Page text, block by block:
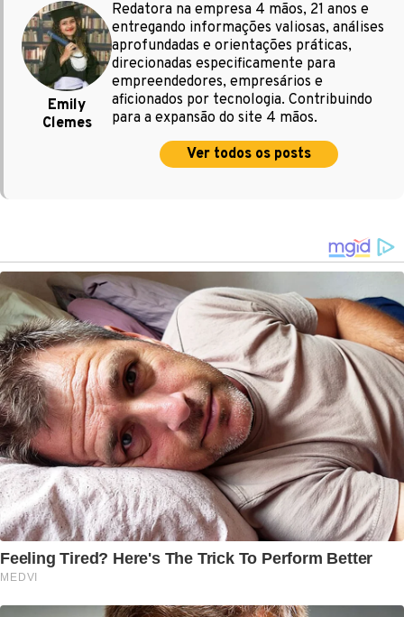
Emily
Clemes
Redatora na empresa 4 mãos, 21 anos e
entregando informações valiosas, análises
aprofundadas e orientações práticas,
direcionadas especificamente para
empreendedores, empresários e
aficionados por tecnologia. Contribuindo
para a expansão do site 4 mãos.
Ver todos os posts